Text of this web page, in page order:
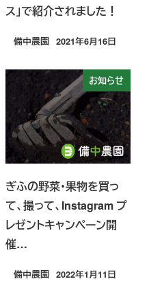
ス」で紹介されました！
備中農園
投稿日
2021年6月16日
お知らせ
ぎふの野菜・果物を買っ
て、撮って、Instagram プ
レゼントキャンペーン開
催…
備中農園
投稿日
2022年1月11日